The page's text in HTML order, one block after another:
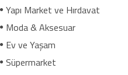
Yapı Market ve Hırdavat
Moda & Aksesuar
Ev ve Yaşam
Süpermarket